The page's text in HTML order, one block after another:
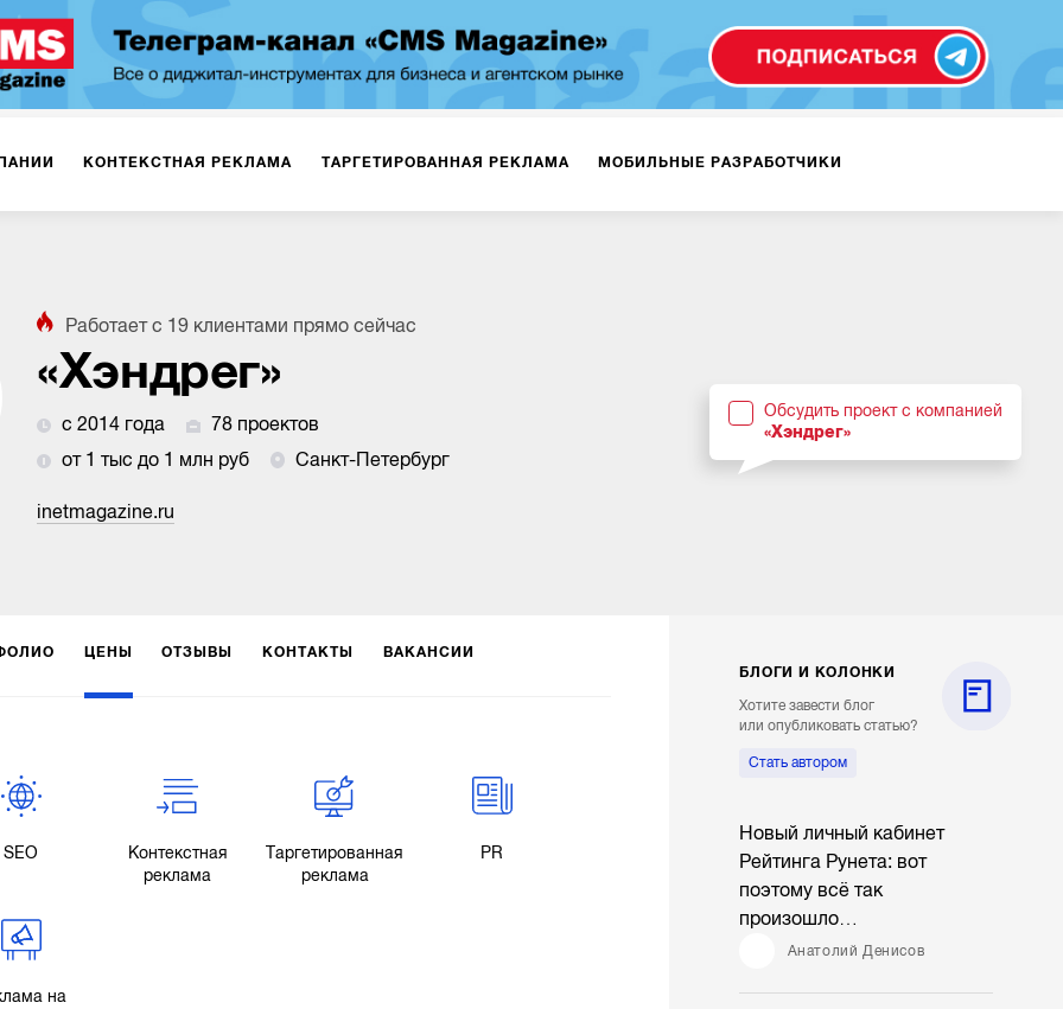
КОНТЕКСТНАЯ РЕКЛАМА ТАРГЕТИРОВАННАЯ РЕКЛАМА МОБИЛЬНЫЕ РАЗРАБОТЧИКИ
Работает с 19 клиентами прямо сейчас
«Хэндрег»
с 2014 года
78 проектов
от 1 тыс до 1 млн руб
Санкт-Петербург
inetmagazine.ru
Обсудить проект с компанией
«Хэндрег»
ЦЕНЫ ОТЗЫВЫ КОНТАКТЫ ВАКАНСИИ
SEO
Контекстная
реклама
Таргетированная
реклама
PR
на
БЛОГИ И КОЛОНКИ
Хотите завести блог
или опубликовать статью?
Стать автором
Новый личный кабинет
Рейтинга Рунета: вот
поэтому всё так
произошло…
Анатолий Денисов